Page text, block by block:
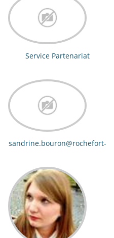
Service Partenariat
sandrine.bouron@rochefort-